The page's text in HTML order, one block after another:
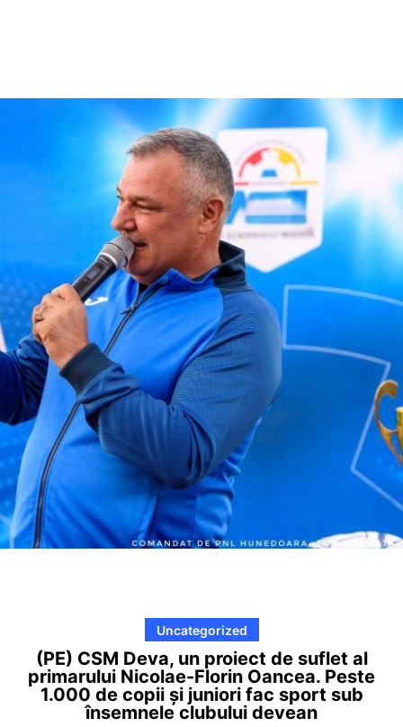
Uncategorized
(PE) CSM Deva, un proiect de suflet al
primarului Nicolae-Florin Oancea. Peste
1.000 de copii și juniori fac sport sub
însemnele clubului devean